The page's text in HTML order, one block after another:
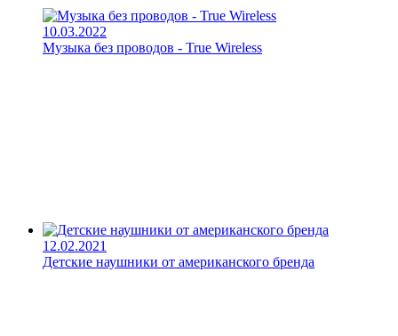
10.03.2022
Музыка без проводов - True Wireless
12.02.2021
Детские наушники от американского бренда